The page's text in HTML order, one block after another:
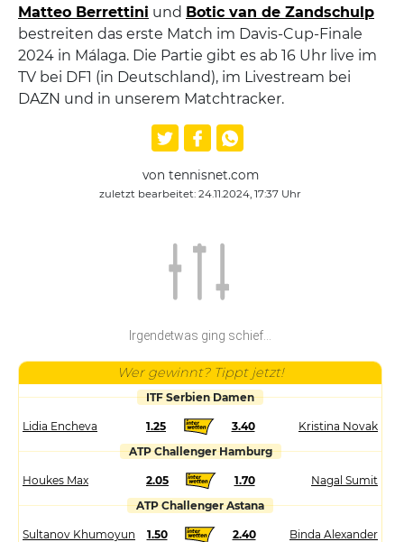
Matteo Berrettini und Botic van de Zandschulp
bestreiten das erste Match im Davis-Cup-Finale
2024 in Málaga. Die Partie gibt es ab 16 Uhr live im
TV bei DF1 (in Deutschland), im Livestream bei
DAZN und in unserem Matchtracker.
von tennisnet.com
zuletzt bearbeitet: 24.11.2024, 17:37 Uhr
Irgendetwas ging schief...
Wer gewinnt? Tippt jetzt!
ITF Serbien Damen
Lidia Encheva 1.25 3.40
Kristina Novak
ATP Challenger Hamburg
Houkes Max 2.05 1.70
Nagal Sumit
ATP Challenger Astana
Sultanov Khumoyun 1.50 2.40 Binda Alexander